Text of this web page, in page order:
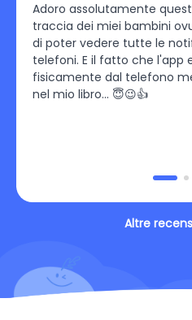
Adoro assolutamente
traccia dei miei bambini
di poter vedere tutte le
telefoni. E il fatto che l'app
fisicamente dal telefono
nel mio libro… 😇😉👍
Altre